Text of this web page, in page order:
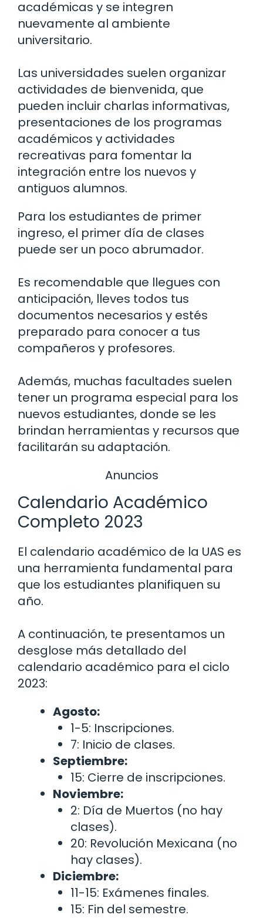
académicas y se integren
nuevamente al ambiente
universitario.
Las universidades suelen organizar
actividades de bienvenida, que
pueden incluir charlas informativas,
presentaciones de los programas
académicos y actividades
recreativas para fomentar la
integración entre los nuevos y
antiguos alumnos.
Para los estudiantes de primer
ingreso, el primer día de clases
puede ser un poco abrumador.
Es recomendable que llegues con
anticipación, lleves todos tus
documentos necesarios y estés
preparado para conocer a tus
compañeros y profesores.
Además, muchas facultades suelen
tener un programa especial para los
nuevos estudiantes, donde se les
brindan herramientas y recursos que
facilitarán su adaptación.
Anuncios
Calendario Académico
Completo 2023
El calendario académico de la UAS es
una herramienta fundamental para
que los estudiantes planifiquen su
año.
A continuación, te presentamos un
desglose más detallado del
calendario académico para el ciclo
2023:
Agosto:
1-5: Inscripciones.
7: Inicio de clases.
Septiembre:
15: Cierre de inscripciones.
Noviembre:
2: Día de Muertos (no hay
clases).
20: Revolución Mexicana (no
hay clases).
Diciembre:
11-15: Exámenes finales.
15: Fin del semestre.